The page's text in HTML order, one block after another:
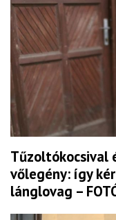
Tűzoltókocsival
vőlegény: így
lánglovag –